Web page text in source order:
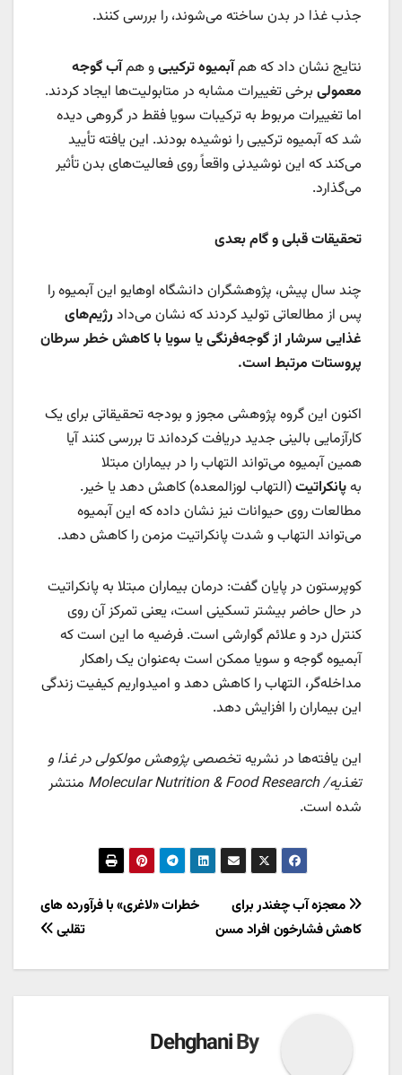
جذب غذا در بدن ساخته می‌شوند، را بررسی کنند.
نتایج نشان داد که همآبمیوه ترکیبیو همآب گوجه
معمولی برخی تغییرات مشابه در متابولیت‌ها ایجاد کردند.
اما تغییرات مربوط به ترکیبات سویا فقط در گروهی دیده
شد که آبمیوه ترکیبی را نوشیده بودند. این یافته تأیید
می‌کند که این نوشیدنی واقعاً روی فعالیت‌های بدن تأثیر
می‌گذارد.
تحقیقات قبلی و گام بعدی
چند سال پیش، پژوهشگران دانشگاه اوهایو این آبمیوه را
پس از مطالعاتی تولید کردند که نشان می‌دادرژیم‌های
غذایی سرشار از گوجه‌فرنگی یا سویا با کاهش خطر سرطان
پروستات مرتبط است.
اکنون این گروه پژوهشی مجوز و بودجه تحقیقاتی برای یک
کارآزمایی بالینی جدید دریافت کرده‌اند تا بررسی کنند آیا
همین آبمیوه می‌تواند التهاب را در بیماران مبتلا
بهپانکراتیت(التهاب لوزالمعده) کاهش دهد یا خیر.
مطالعات روی حیوانات نیز نشان داده که این آبمیوه
می‌تواند التهاب و شدت پانکراتیت مزمن را کاهش دهد.
کوپرستون در پایان گفت: درمان بیماران مبتلا به پانکراتیت
در حال حاضر بیشتر تسکینی است، یعنی تمرکز آن روی
کنترل درد و علائم گوارشی است. فرضیه ما این است که
آبمیوه گوجه و سویا ممکن است به‌عنوان یک راهکار
مداخله‌گر، التهاب را کاهش دهد و امیدواریم کیفیت زندگی
این بیماران را افزایش دهد.
این یافته‌ها در نشریه تخصصیپژوهش مولکولی در غذا و
تغذیه/Molecular Nutrition & Food Research منتشر
شده است.
راهبری
نوشته
خطرات «لاغری» با فرآورده های
تقلبی
معجزه آب چغندر برای
کاهش فشارخون افراد مسن
By
Dehghani